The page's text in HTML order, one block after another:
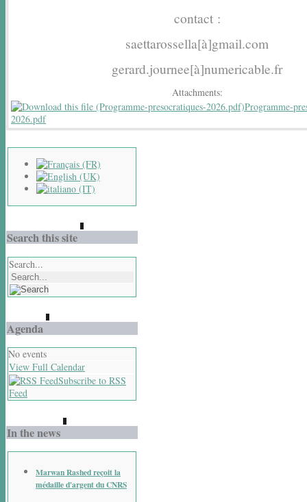
contact :
saettarossella[à]gmail.com
gerard.journee[à]numericable.fr
Attachments:
Programme-
2026.pdf
Search this site
Search...
Agenda
No events
View Full Calendar
Subscribe to RSS
Feed
In the news
Marwan Rashed reçoit la
médaille d'argent du CNRS